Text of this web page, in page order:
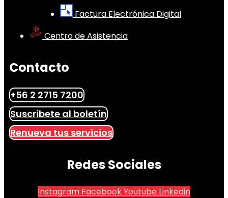
Factura Electrónica Digital
Centro de Asistencia
Contacto
+56 2 2715 7200
Suscribete al boletín
Renueva tus servicios
Redes Sociales
Instagram FacebookYoutube Linkedin